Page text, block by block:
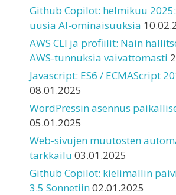
Github Copilot: helmikuu
uusia AI-ominaisuuksia
AWS CLI ja profiilit: Näin
AWS-tunnuksia vaivattomasti
Javascript: ES6 / ECMAScript
08.01.2025
WordPressin asennus
05.01.2025
Web-sivujen muutosten
tarkkailu 03.01.2025
Github Copilot: kielimallin
3.5 Sonnetiin02.01.2025